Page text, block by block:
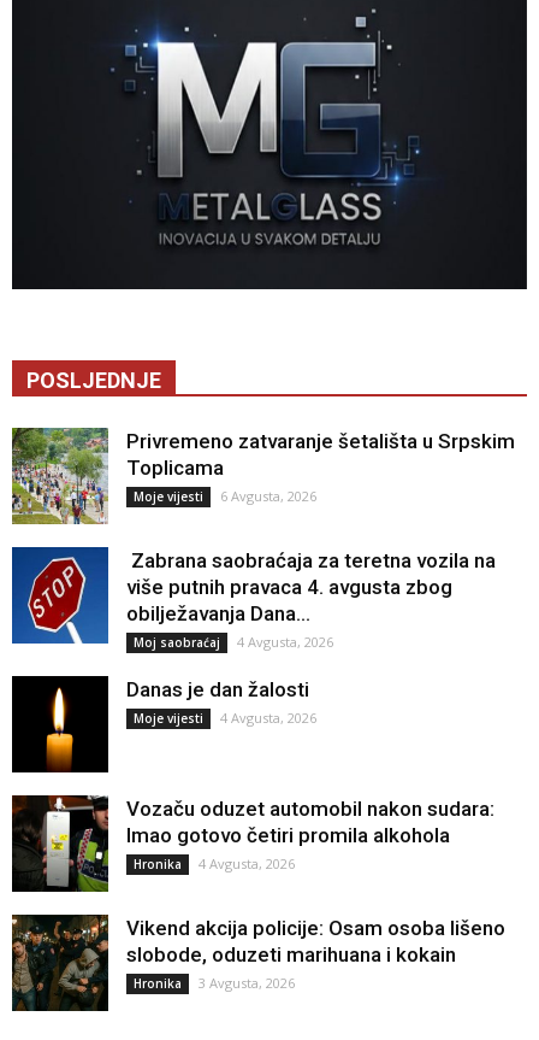
POSLJEDNJE
Privremeno zatvaranje šetališta u Srpskim
Toplicama
Moje vijesti 6 Avgusta, 2026
Zabrana saobraćaja za teretna vozila na
više putnih pravaca 4. avgusta zbog
obilježavanja Dana...
Moj saobraćaj 4 Avgusta, 2026
Danas je dan žalosti
Moje vijesti 4 Avgusta, 2026
Vozaču oduzet automobil nakon sudara:
Imao gotovo četiri promila alkohola
Hronika 4 Avgusta, 2026
Vikend akcija policije: Osam osoba lišeno
slobode, oduzeti marihuana i kokain
Hronika 3 Avgusta, 2026